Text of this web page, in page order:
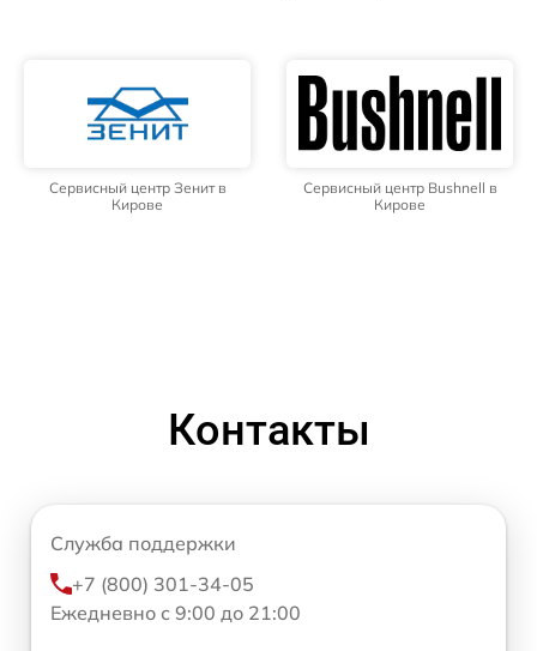
Сервисный центр Зенит в
Кирове
Сервисный центр Bushnell в
Кирове
Контакты
Служба поддержки
+7 (800) 301-34-05
Ежедневно с 9:00 до 21:00